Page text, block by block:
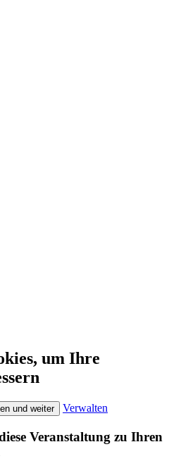
um Ihre
und weiter Verwalten
Veranstaltung zu Ihren